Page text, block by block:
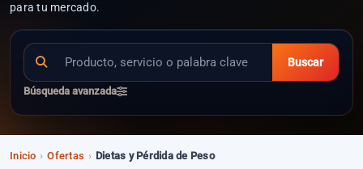
para tu mercado.
Buscar
Búsqueda avanzada
Inicio › Ofertas › Dietas y Pérdida de Peso